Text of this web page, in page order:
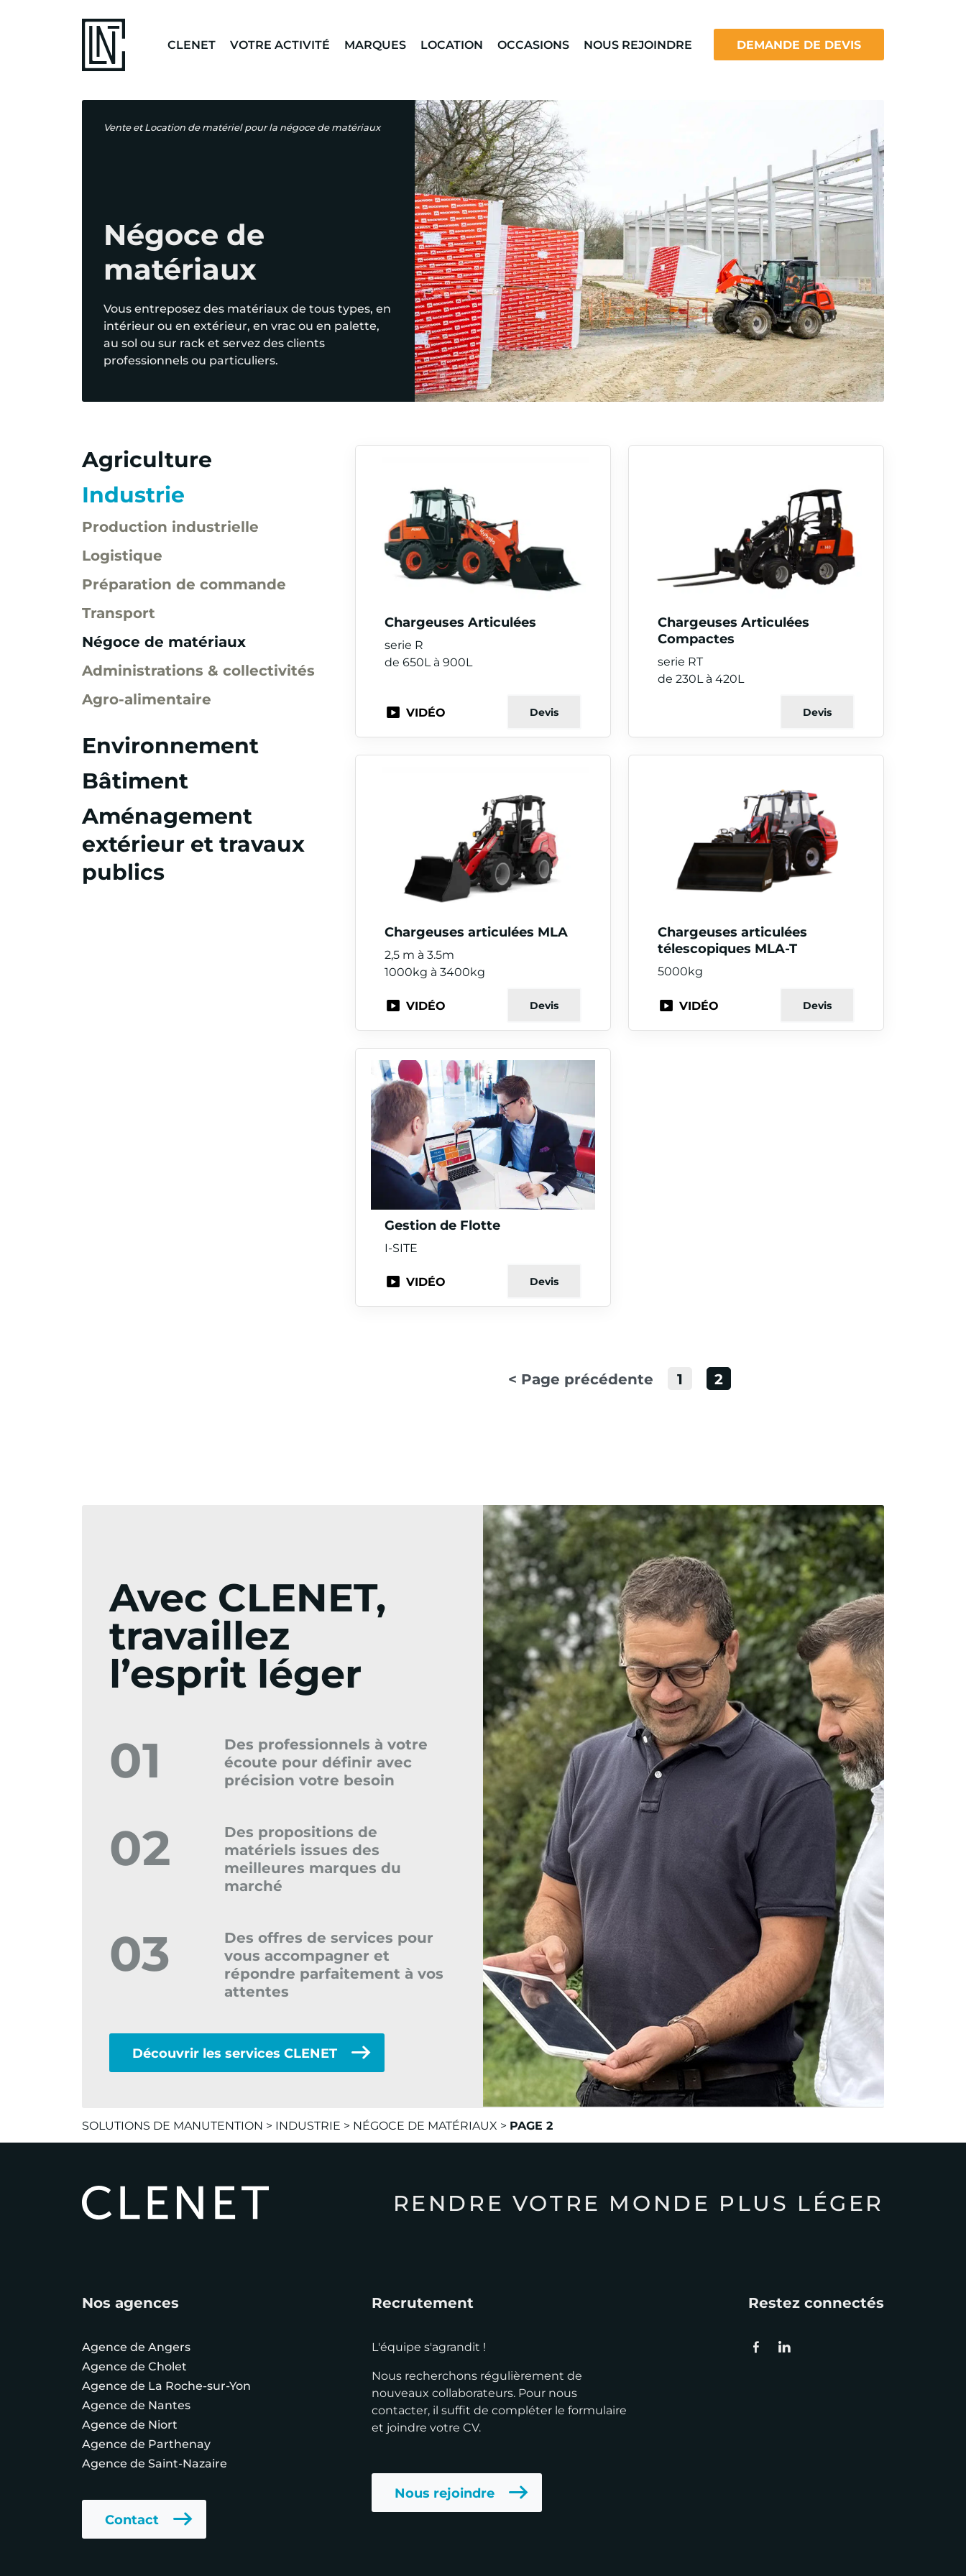
CLENET VOTRE ACTIVITÉ MARQUES LOCATION OCCASIONS NOUS REJOINDRE DEMANDE DE DEVIS
Vente et Location de matériel pour la négoce de matériaux
Négoce de
matériaux
Vous entreposez des matériaux de tous types, en
intérieur ou en extérieur, en vrac ou en palette,
au sol ou sur rack et servez des clients
professionnels ou particuliers.
Agriculture
Industrie
Production industrielle
Logistique
Préparation de commande
Transport
Négoce de matériaux
Administrations & collectivités
Agro-alimentaire
Environnement
Bâtiment
Aménagement
extérieur et travaux
publics
Chargeuses Articulées
serie R
de 650L à 900L
VIDÉO Devis
Chargeuses Articulées
Compactes
serie RT
de 230L à 420L
Devis
Chargeuses articulées MLA
2,5 m à 3.5m
1000kg à 3400kg
VIDÉO Devis
Chargeuses articulées
télescopiques MLA-T
5000kg
VIDÉO Devis
Gestion de Flotte
I-SITE
VIDÉO Devis
< Page précédente 1 2
Avec CLENET,
travaillez
l’esprit léger
01
Des professionnels à votre
écoute pour définir avec
précision votre besoin
02
Des propositions de
matériels issues des
meilleures marques du
marché
03
Des offres de services pour
vous accompagner et
répondre parfaitement à vos
attentes
Découvrir les services CLENET
SOLUTIONS DE MANUTENTION > INDUSTRIE > NÉGOCE DE MATÉRIAUX > PAGE 2
RENDRE VOTRE MONDE PLUS LÉGER
Nos agences
Agence de Angers
Agence de Cholet
Agence de La Roche-sur-Yon
Agence de Nantes
Agence de Niort
Agence de Parthenay
Agence de Saint-Nazaire
Contact
Recrutement
L'équipe s'agrandit !
Nous recherchons régulièrement de
nouveaux collaborateurs. Pour nous
contacter, il suffit de compléter le formulaire
et joindre votre CV.
Nous rejoindre
Restez connectés